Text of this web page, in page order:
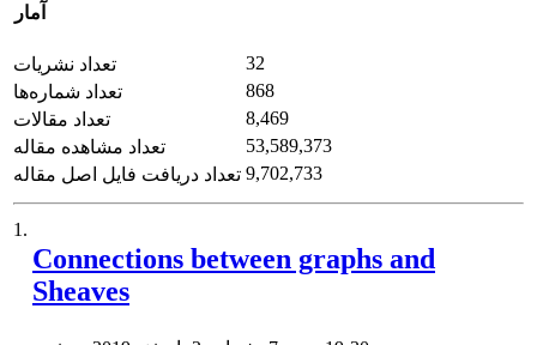
آمار
تعداد نشریات
32
تعداد شماره‌ها
868
تعداد مقالات
8,469
تعداد مشاهده مقاله
53,589,373
تعداد دریافت فایل اصل مقاله 9,702,733
1.
Connections between graphs and
Sheaves